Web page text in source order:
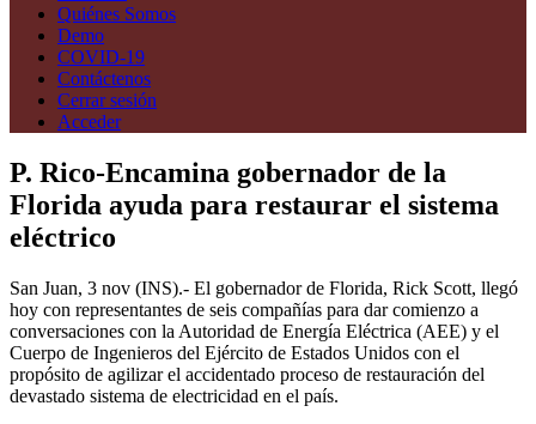
Quiénes Somos
Demo
COVID-19
Contáctenos
Cerrar sesión
Acceder
P. Rico-Encamina gobernador de la
Florida ayuda para restaurar el sistema
eléctrico
San Juan, 3 nov (INS).- El gobernador de Florida, Rick Scott, llegó
hoy con representantes de seis compañías para dar comienzo a
conversaciones con la Autoridad de Energía Eléctrica (AEE) y el
Cuerpo de Ingenieros del Ejército de Estados Unidos con el
propósito de agilizar el accidentado proceso de restauración del
devastado sistema de electricidad en el país.